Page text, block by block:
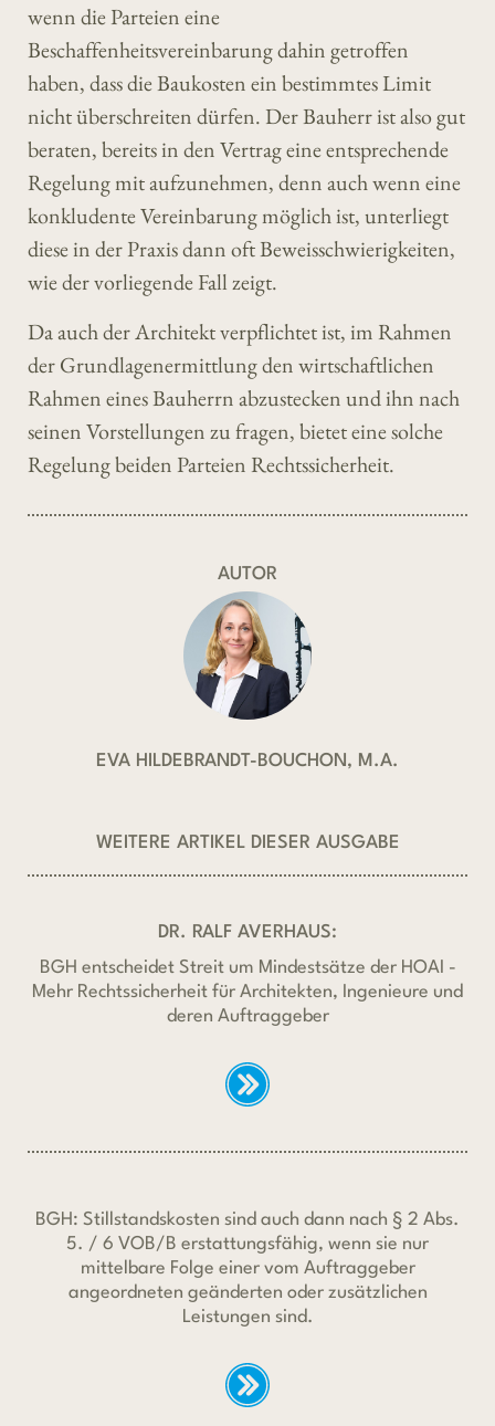
wenn die Parteien eine
Beschaffenheitsvereinbarung dahin getroffen
haben, dass die Baukosten ein bestimmtes Limit
nicht überschreiten dürfen. Der Bauherr ist also gut
beraten, bereits in den Vertrag eine entsprechende
Regelung mit aufzunehmen, denn auch wenn eine
konkludente Vereinbarung möglich ist, unterliegt
diese in der Praxis dann oft Beweisschwierigkeiten,
wie der vorliegende Fall zeigt.
Da auch der Architekt verpflichtet ist, im Rahmen
der Grundlagenermittlung den wirtschaftlichen
Rahmen eines Bauherrn abzustecken und ihn nach
seinen Vorstellungen zu fragen, bietet eine solche
Regelung beiden Parteien Rechtssicherheit.
AUTOR
EVA HILDEBRANDT-BOUCHON, M.A.
WEITERE ARTIKEL DIESER AUSGABE
DR. RALF AVERHAUS:
BGH entscheidet Streit um Mindestsätze der HOAI -
Mehr Rechtssicherheit für Architekten, Ingenieure und
deren Auftraggeber
BGH: Stillstandskosten sind auch dann nach § 2 Abs.
5. / 6 VOB/B erstattungsfähig, wenn sie nur
mittelbare Folge einer vom Auftraggeber
angeordneten geänderten oder zusätzlichen
Leistungen sind.